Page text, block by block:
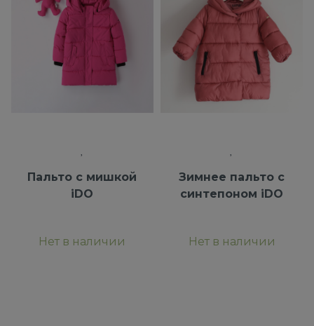
Пальто с мишкой
iDO
Нет в наличии
Зимнее пальто с
синтепоном iDO
Нет в наличии